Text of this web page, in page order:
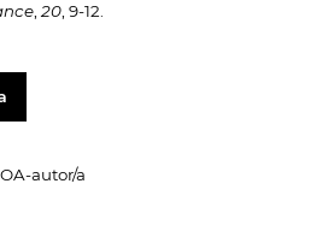
autor/a
20 , 9-12.